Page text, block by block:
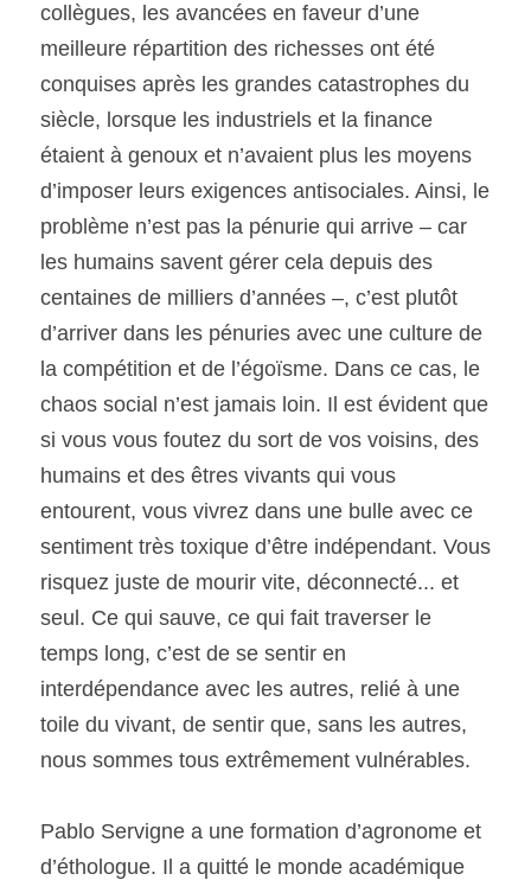
collègues, les avancées en faveur d’une
meilleure répartition des richesses ont été
conquises après les grandes catastrophes du
siècle, lorsque les industriels et la finance
étaient à genoux et n’avaient plus les moyens
d’imposer leurs exigences antisociales. Ainsi, le
problème n’est pas la pénurie qui arrive – car
les humains savent gérer cela depuis des
centaines de milliers d’années –, c’est plutôt
d’arriver dans les pénuries avec une culture de
la compétition et de l’égoïsme. Dans ce cas, le
chaos social n’est jamais loin. Il est évident que
si vous vous foutez du sort de vos voisins, des
humains et des êtres vivants qui vous
entourent, vous vivrez dans une bulle avec ce
sentiment très toxique d’être indépendant. Vous
risquez juste de mourir vite, déconnecté... et
seul. Ce qui sauve, ce qui fait traverser le
temps long, c’est de se sentir en
interdépendance avec les autres, relié à une
toile du vivant, de sentir que, sans les autres,
nous sommes tous extrêmement vulnérables.
Pablo Servigne a une formation d’agronome et
d’éthologue. Il a quitté le monde académique